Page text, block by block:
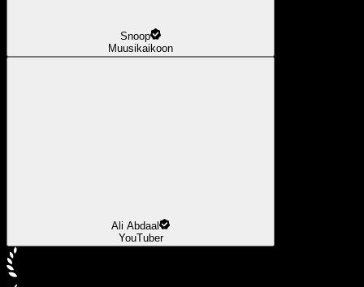
Snoop
Muusikaikoon
Ali Abdaal
YouTuber